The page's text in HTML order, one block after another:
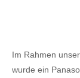
Im Rahmen
wurde ein